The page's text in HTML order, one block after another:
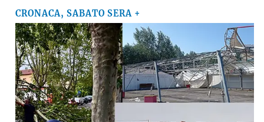
CRONACA, SABATO SERA +